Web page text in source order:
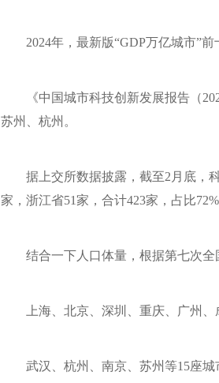
2024年，最新版“GDP万亿城市”前
《中国城市科技创新发展报告（
苏州、杭州。
据上交所数据披露，截至2月底，
家，浙江省51家，合计423家，占比72%
结合一下人口体量，根据第七次全
上海、北京、深圳、重庆、广州
武汉、杭州、南京、苏州等15座城